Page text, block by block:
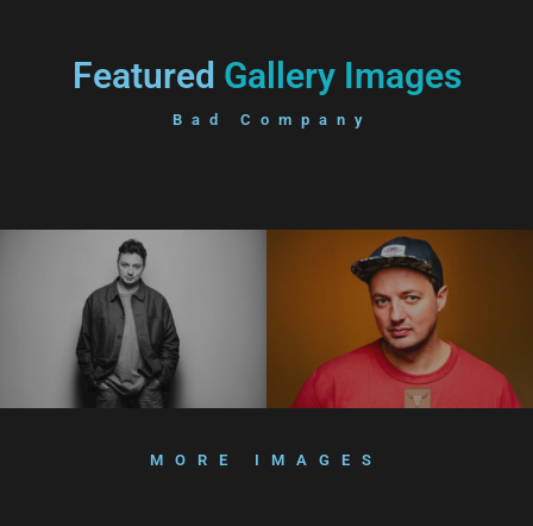
Featured Gallery Images
Bad Company
MORE IMAGES